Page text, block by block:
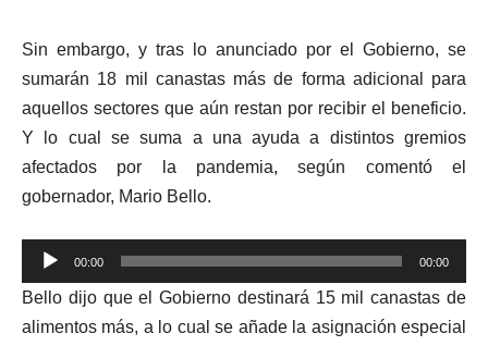
Sin embargo, y tras lo anunciado por el Gobierno, se
sumarán 18 mil canastas más de forma adicional para
aquellos sectores que aún restan por recibir el beneficio.
Y lo cual se suma a una ayuda a distintos gremios
afectados por la pandemia, según comentó el
gobernador, Mario Bello.
Reproductor
de
audio
00:00 00:00
Bello dijo que el Gobierno destinará 15 mil canastas de
alimentos más, a lo cual se añade la asignación especial